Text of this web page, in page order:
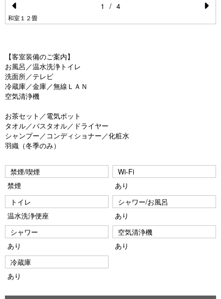
Pr
o
u
s
和室１２畳
1 / 4
【客室装備のご案内】
お風呂／温水洗浄トイレ
洗面所／テレビ
冷蔵庫／金庫／無線ＬＡＮ
空気清浄機
お茶セット／電気ポット
タオル／バスタオル／ドライヤー
シャンプー／コンディショナー／化粧水
羽織（冬季のみ）
禁煙/喫煙
禁煙
Wi-Fi
あり
トイレ
温水洗浄便座
シャワー/お風呂
あり
シャワー
あり
空気清浄機
あり
冷蔵庫
あり